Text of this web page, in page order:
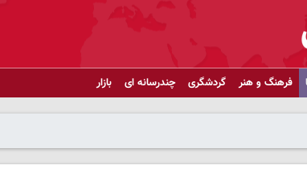
فرهنگ و هنر گردشگری چندرسانه ای بازار